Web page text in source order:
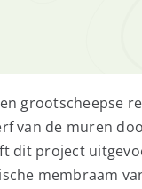
grootscheepse
van de muren
dit project
membraam